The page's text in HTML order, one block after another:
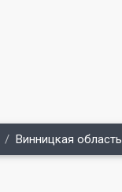
Винницкая область